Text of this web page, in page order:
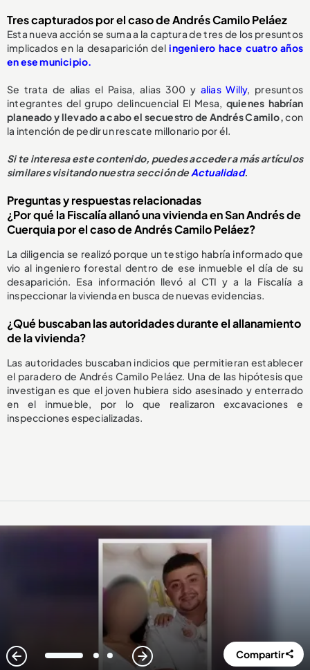
Tres capturados por el caso de Andrés Camilo Peláez
Esta nueva acción se suma a la captura de tres de los presuntos
implicados en la desaparición delingeniero hace cuatro años
en ese municipio.
Se trata de alias el Paisa, alias 300 y alias Willy, presuntos
integrantes del grupo delincuencial El Mesa, quienes habrían
planeado y llevado a cabo el secuestro de Andrés Camilo,con
la intención de pedir un rescate millonario por él.
Si te interesa este contenido, puedes acceder a más artículos
similares visitando nuestra sección deActualidad.
Preguntas y respuestas relacionadas
¿Por qué la Fiscalía allanó una vivienda en San Andrés de
Cuerquia por el caso de Andrés Camilo Peláez?
La diligencia se realizó porque un testigo habría informado que
vio al ingeniero forestal dentro de ese inmueble el día de su
desaparición. Esa información llevó al CTI y a la Fiscalía a
inspeccionar la vivienda en busca de nuevas evidencias.
¿Qué buscaban las autoridades durante el allanamiento
de la vivienda?
Las autoridades buscaban indicios que permitieran establecer
el paradero de Andrés Camilo Peláez. Una de las hipótesis que
investigan es que el joven hubiera sido asesinado y enterrado
en el inmueble, por lo que realizaron excavaciones e
inspecciones especializadas.
1 2 3 Compartir